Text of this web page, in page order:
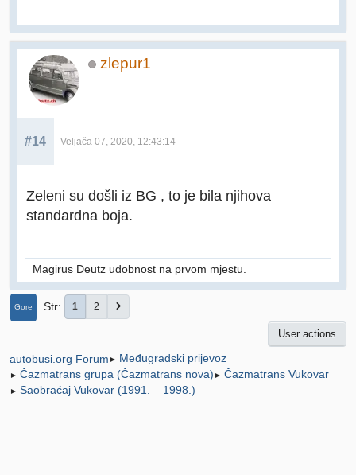
zlepur1
#14 Veljača 07, 2020, 12:43:14
Zeleni su došli iz BG , to je bila njihova
standardna boja.
Magirus Deutz udobnost na prvom mjestu.
Gore Str 1 2
User actions
autobusi.org Forum ► Međugradski prijevoz
► Čazmatrans grupa (Čazmatrans nova) ► Čazmatrans Vukovar
► Saobraćaj Vukovar (1991. – 1998.)